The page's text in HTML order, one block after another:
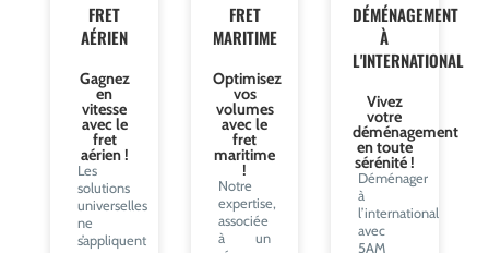
FRET
AÉRIEN
Gagnez
en
vitesse
avec le
fret
aérien !
Les
solutions
universelles
ne
s’appliquent
FRET
MARITIME
Optimisez
vos
volumes
avec le
fret
maritime
!
Notre
expertise,
associée
à un
DÉMÉNAGEMENT
À
L'INTERNATIONAL
Vivez
votre
déménagement
en toute
sérénité !
Déménager
à
l’international
avec
5AM